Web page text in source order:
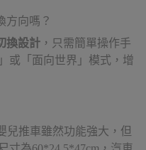
方向嗎？
換設計 ，只需簡單操作手
或「面向世界」模式，增
兒推車雖然功能強大，但